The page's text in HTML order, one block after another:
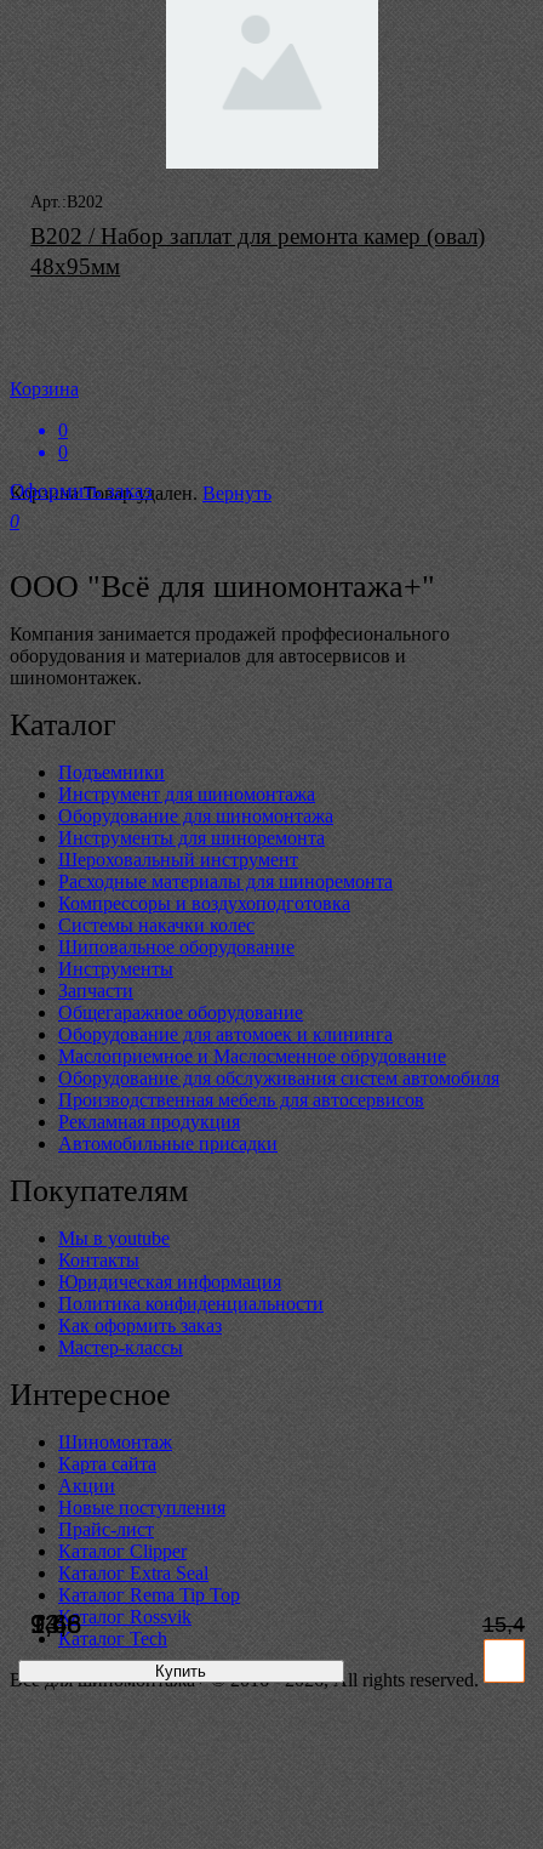
14,6
Купить
9,6
Купить
9,4 15,4
Купить
Арт.:B202
B202 / Набор заплат для ремонта камер (овал)
48х95мм
13,8
Купить
Корзина
0
0
Корзина Товар удален. Вернуть
0
Оформить заказ
ООО "Всё для шиномонтажа+"
Компания занимается продажей проффесионального
оборудования и материалов для автосервисов и
шиномонтажек.
Каталог
Подъемники
Инструмент для шиномонтажа
Оборудование для шиномонтажа
Инструменты для шиноремонта
Шероховальный инструмент
Расходные материалы для шиноремонта
Компрессоры и воздухоподготовка
Системы накачки колес
Шиповальное оборудование
Инструменты
Запчасти
Общегаражное оборудование
Оборудование для автомоек и клининга
Маслоприемное и Маслосменное обрудование
Оборудование для обслуживания систем автомобиля
Производственная мебель для автосервисов
Рекламная продукция
Автомобильные присадки
Покупателям
Мы в youtube
Контакты
Юридическая информация
Политика конфиденциальности
Как оформить заказ
Мастер-классы
Интересное
Шиномонтаж
Карта сайта
Акции
Новые поступления
Прайс-лист
Каталог Clipper
Каталог Extra Seal
Каталог Rema Tip Top
Каталог Rossvik
Каталог Tech
Всё для шиномонтажа+ © 2016 - 2026, All rights reserved.